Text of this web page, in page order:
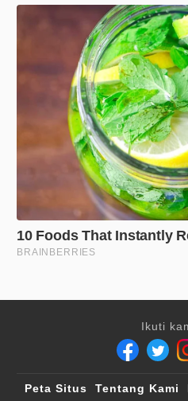
Ikuti
Peta Situs Tentang Kami